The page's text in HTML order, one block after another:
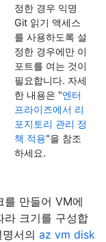
정한 경우 익명
Git 읽기 액세스
를 사용하도록 설
정한 경우에만 이
포트를 여는 것이
필요합니다. 자세
한 내용은 "엔터
프라이즈에서 리
포지토리 관리 정
책 적용"을 참조
하세요.
를 만들어 VM에
라 크기를 구성합
서의 az vm disk